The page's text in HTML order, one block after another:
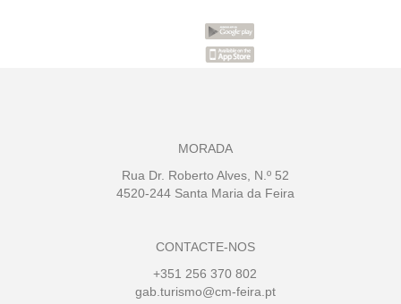
MORADA
Rua Dr. Roberto Alves, N.º 52
4520-244 Santa Maria da Feira
CONTACTE-NOS
+351 256 370 802
gab.turismo@cm-feira.pt